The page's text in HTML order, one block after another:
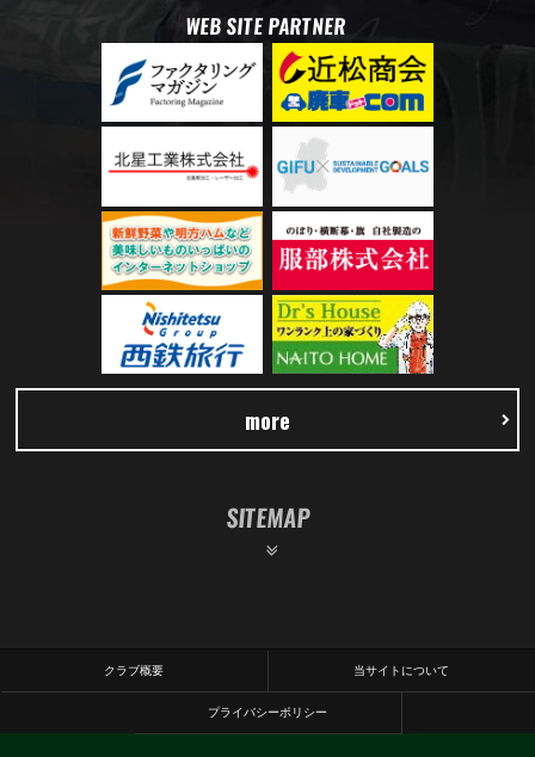
WEB SITE PARTNER
more
SITEMAP
クラブ概要 当サイトについて
プライバシーポリシー